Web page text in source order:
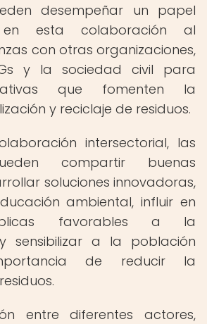
desempeñar un papel
en esta colaboración al
con otras organizaciones,
y la sociedad civil para
que fomenten la
y reciclaje de residuos.
intersectorial, las
compartir buenas
soluciones innovadoras,
ambiental, influir en
favorables a la
sensibilizar a la población
de reducir la
entre diferentes actores,